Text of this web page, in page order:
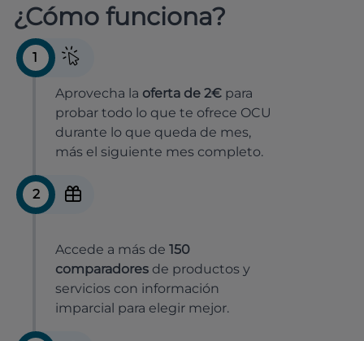
¿Cómo funciona?
1
Aprovecha la oferta de 2€ para
probar todo lo que te ofrece OCU
durante lo que queda de mes,
más el siguiente mes completo.
2
Accede a más de 150
comparadores de productos y
servicios con información
imparcial para elegir mejor.